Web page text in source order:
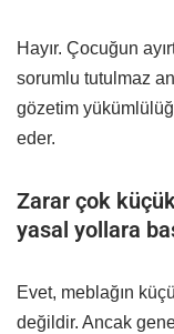
Hayır. Çocuğun
sorumlu tutulmaz
gözetim
eder.
Zarar çok
yasal yollara
Evet, meblağın
değildir. Ancak